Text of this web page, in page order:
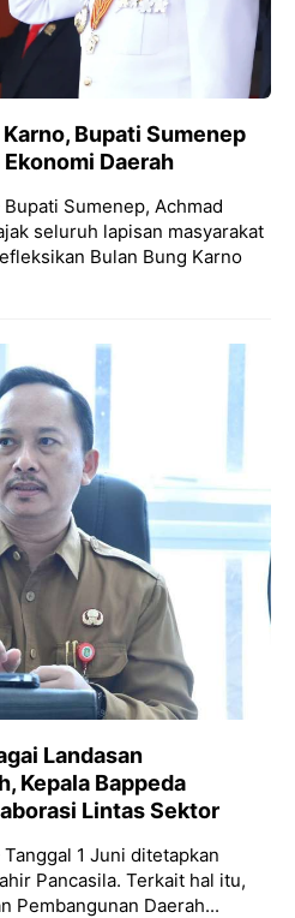
Bupati Sumenep
Daerah
Sumenep, Achmad
seluruh lapisan masyarakat
Bulan Bung Karno
Landasan
Kepala Bappeda
Lintas Sektor
1 Juni ditetapkan
Pancasila. Terkait hal itu,
Pembangunan Daerah...